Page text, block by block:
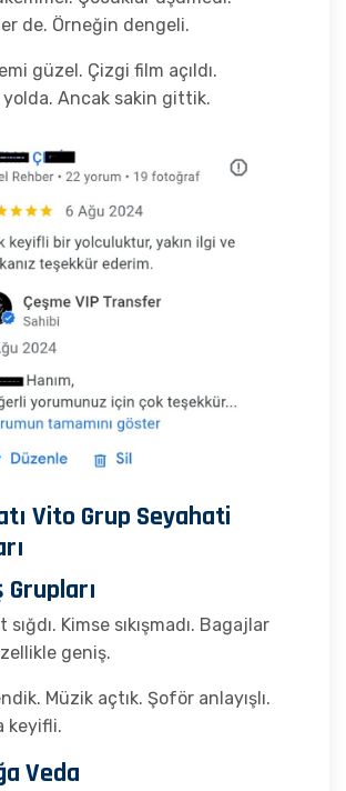
de. Örneğin dengeli.
güzel. Çizgi film açıldı.
Ancak sakin gittik.
Vito Grup Seyahati
Kimse sıkışmadı. Bagajlar
geniş.
Müzik açtık. Şoför anlayışlı.
keyifli.
Veda